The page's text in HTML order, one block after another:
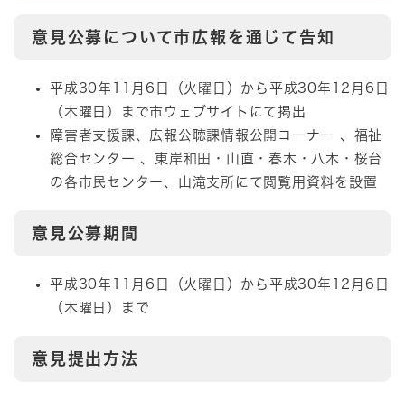
意見公募について市広報を通じて告知
平成30年11月6日（火曜日）から平成30年12月6日
（木曜日）まで市ウェブサイトにて掲出
障害者支援課、広報公聴課情報公開コーナー 、福祉
総合センター 、東岸和田・山直・春木・八木・桜台
の各市民センター、山滝支所にて閲覧用資料を設置
意見公募期間
平成30年11月6日（火曜日）から平成30年12月6日
（木曜日）まで
意見提出方法